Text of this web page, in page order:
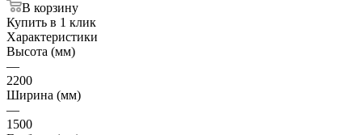
В корзину
Купить в 1 клик
Характеристики
Высота (мм)
—
2200
Ширина (мм)
—
1500